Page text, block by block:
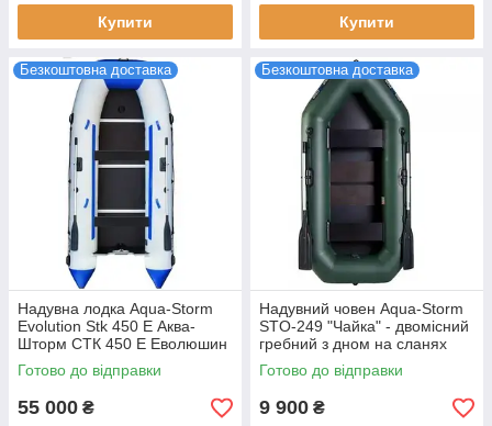
Купити Купити
Безкоштовна доставка
Надувна лодка Aqua-Storm
Evolution Stk 450 Е Аква-
Шторм СТК 450 Е Еволюшин
6-місна моторна кіліва з
жорстким дном 745 кг
Готово до відправки
55 000 ₴
Безкоштовна доставка
Надувний човен Aqua-Storm
STO-249 "Чайка" - двомісний
гребний з дном на сланях
для риболовлі та відпочинку
вага 17.5 кг
Готово до відправки
9 900 ₴